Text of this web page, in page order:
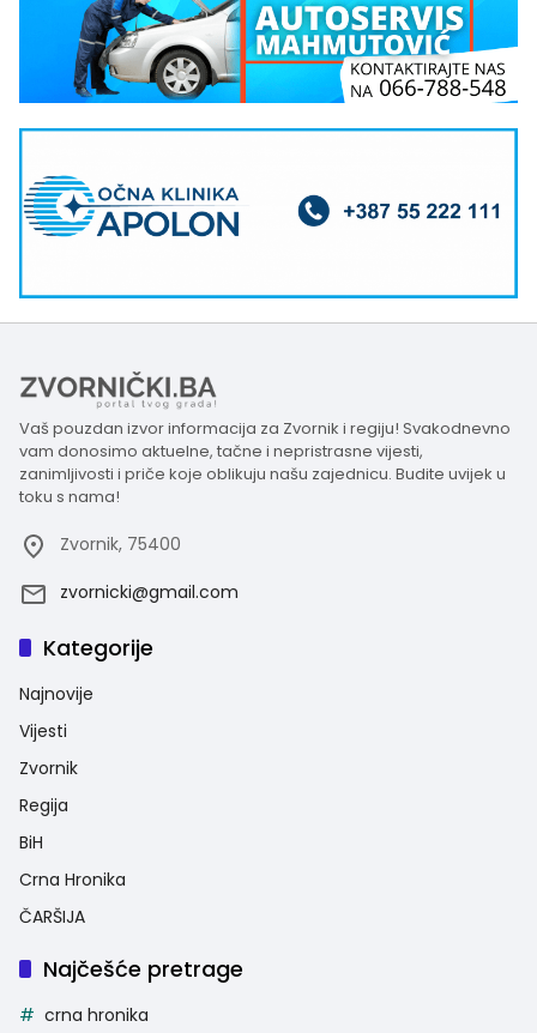
Vaš pouzdan izvor informacija za Zvornik i regiju! Svakodnevno
vam donosimo aktuelne, tačne i nepristrasne vijesti,
zanimljivosti i priče koje oblikuju našu zajednicu. Budite uvijek u
toku s nama!
Zvornik, 75400
zvornicki@gmail.com
Kategorije
Najnovije
Vijesti
Zvornik
Regija
BiH
Crna Hronika
ČARŠIJA
Najčešće pretrage
crna hronika